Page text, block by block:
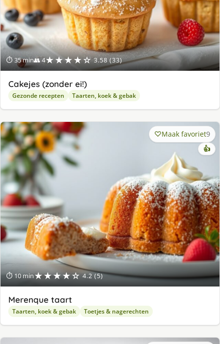
⏱ 35 min👥 4★★★★☆ 3.58 (33)
Cakejes (zonder ei!)
Gezonde recepten Taarten, koek & gebak
⏱ 10 min★★★★☆ 4.2 (5)
Maak favoriet9
👍
Merenque taart
Taarten, koek & gebak Toetjes & nagerechten